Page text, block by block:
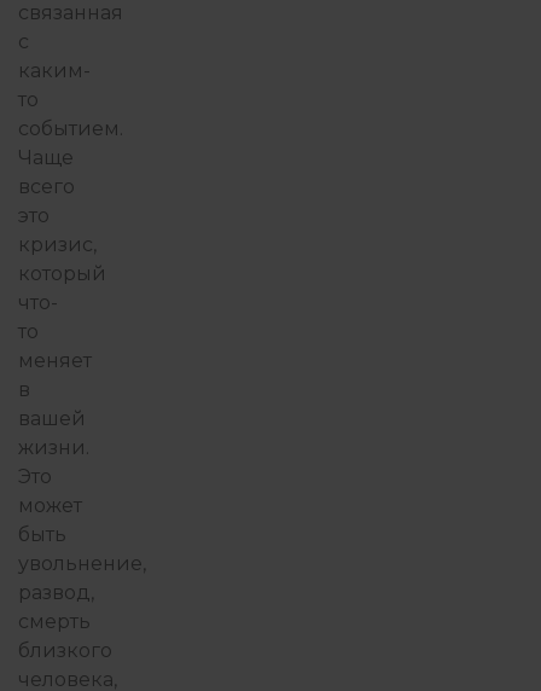
связанная
с
каким-
то
событием.
Чаще
всего
это
кризис,
который
что-
то
меняет
в
вашей
жизни.
Это
может
быть
увольнение,
развод,
смерть
близкого
человека,